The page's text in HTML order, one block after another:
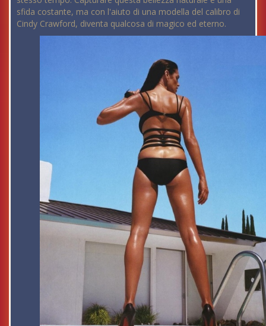
sfida costante, ma con l'aiuto di una modella del calibro di
Cindy Crawford, diventa qualcosa di magico ed eterno.